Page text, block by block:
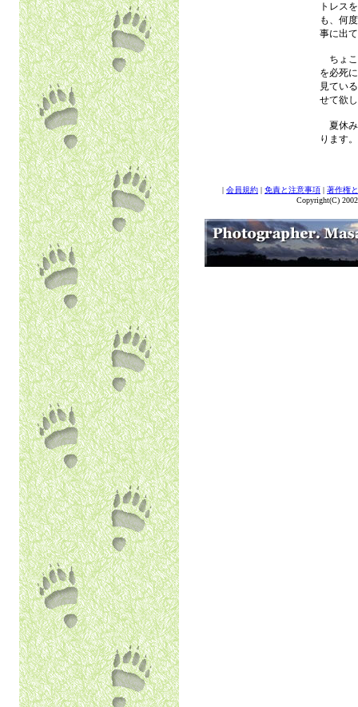
トレス
も、何
事に出
ちょこ
を必死
見てい
せて欲
夏休み
ります。
| 会員規約 | 免責と注意事項 | 著作権
Copyright(C)